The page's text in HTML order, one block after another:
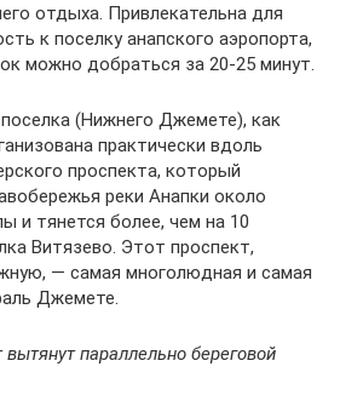
отдыха. Привлекательна для
к поселку анапского аэропорта,
можно добраться за 20-25 минут.
(Нижнего Джемете), как
практически вдоль
проспекта, который
реки Анапки около
и тянется более, чем на 10
Витязево. Этот проспект,
— самая многолюдная и самая
Джемете.
параллельно береговой